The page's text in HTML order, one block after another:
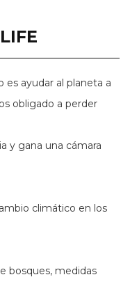
es ayudar al planeta a
obligado a perder
y gana una cámara
climático en los
bosques, medidas